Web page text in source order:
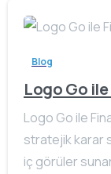
Blog
Logo Go
Logo Go ile
stratejik karar
iç görüler